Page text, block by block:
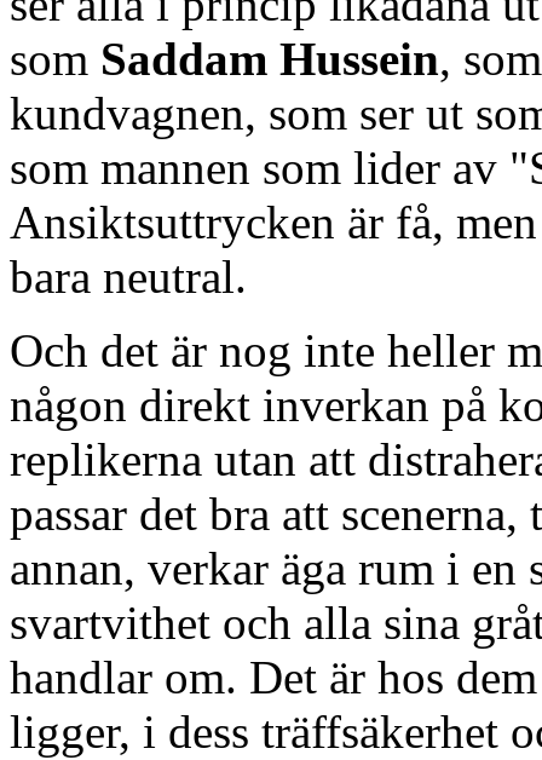
som Saddam Hussein,
kundvagnen, som ser ut
som mannen som lider av
Ansiktsuttrycken är få,
bara neutral.
Och det är nog inte heller
någon direkt inverkan på
replikerna utan att
passar det bra att
annan, verkar äga rum i
svartvithet och alla sina
handlar om. Det är hos
ligger, i dess träffsäkerhet